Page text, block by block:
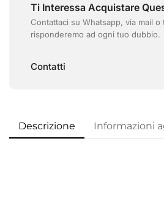
Ti Interessa Acquistare
Contattaci su Whatsapp, via mail
risponderemo ad ogni tuo dubbio.
Contatti
Descrizione Informazioni